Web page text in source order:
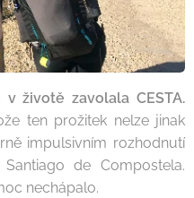
životě zavolala CESTA.
ten prožitek nelze jinak
impulsivním rozhodnutí
de Compostela.
nechápalo.